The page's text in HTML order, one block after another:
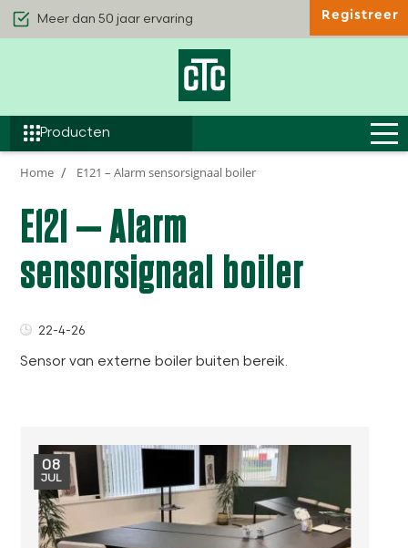
Kwaliteit & Comfort
Producten
Registreer
Home E121 – Alarm sensorsignaal boiler
E121 – Alarm
sensorsignaal boiler
22-4-26
Sensor van externe boiler buiten bereik.
08
JUL